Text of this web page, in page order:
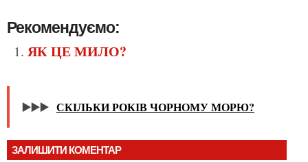
Рекомендуємо:
ЯК ЦЕ МИЛО?
▶️▶️▶️ СКІЛЬКИ РОКІВ ЧОРНОМУ МОРЮ?
ЗАЛИШИТИ КОМЕНТАР